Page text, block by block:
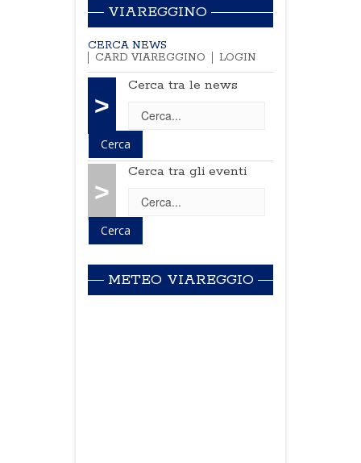
VIAREGGINO
CERCA NEWS
CARD VIAREGGINO
LOGIN
>
Cerca tra le news
>
Cerca tra gli eventi
METEO VIAREGGIO